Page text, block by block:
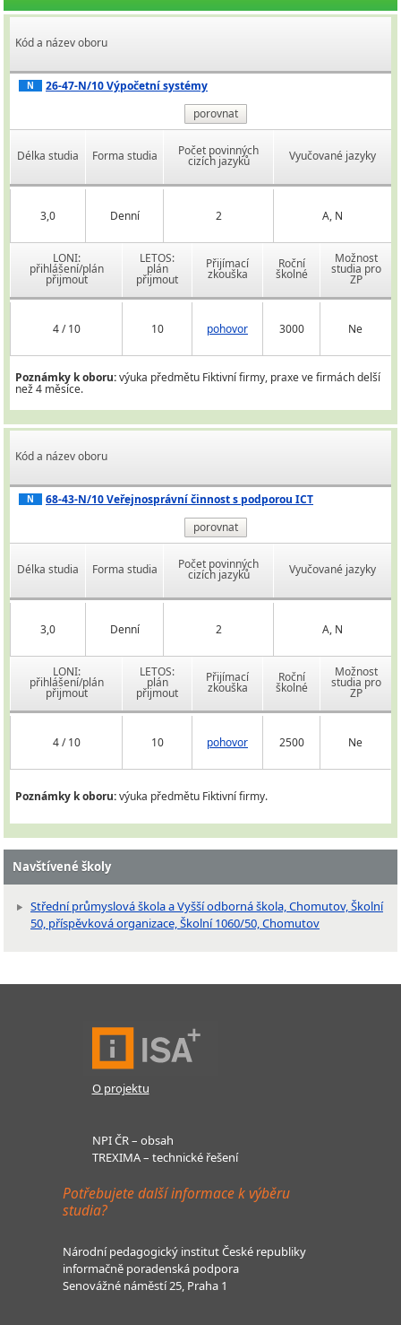
Kód a název oboru
N
26-47-N/10 Výpočetní systémy
porovnat
Délka studia Forma studia Počet povinných
cizích jazyků Vyučované jazyky
3,0 Denní 2 A, N
LONI:
přihlášení/plán
přijmout
LETOS:
plán
přijmout
Přijímací
zkouška
Roční
školné
Možnost
studia pro
ZP
4 / 10 10 pohovor 3000 Ne
Poznámky k oboru:výuka předmětu Fiktivní firmy, praxe ve firmách delší
než 4 měsíce.
Kód a název oboru
N
68-43-N/10 Veřejnosprávní činnost s podporou ICT
porovnat
Délka studia Forma studia Počet povinných
cizích jazyků Vyučované jazyky
3,0 Denní 2 A, N
LONI:
přihlášení/plán
přijmout
LETOS:
plán
přijmout
Přijímací
zkouška
Roční
školné
Možnost
studia pro
ZP
4 / 10 10 pohovor 2500 Ne
Poznámky k oboru:výuka předmětu Fiktivní firmy.
Navštívené školy
Střední průmyslová škola a Vyšší odborná škola, Chomutov, Školní
50, příspěvková organizace, Školní 1060/50, Chomutov
O projektu
NPI ČR – obsah
TREXIMA – technické řešení
Potřebujete další informace k výběru
studia?
Národní pedagogický institut České republiky
informačně poradenská podpora
Senovážné náměstí 25, Praha 1